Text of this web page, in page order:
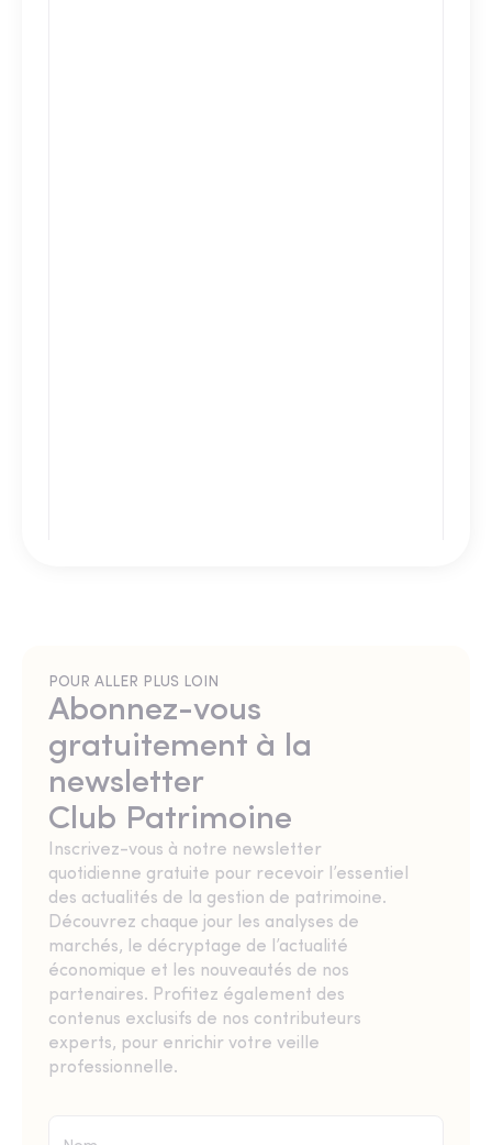
POUR ALLER PLUS LOIN
Abonnez-vous
gratuitement à la
newsletter
Club Patrimoine
Inscrivez-vous à notre newsletter
quotidienne gratuite pour recevoir l’essentiel
des actualités de la gestion de patrimoine.
Découvrez chaque jour les analyses de
marchés, le décryptage de l’actualité
économique et les nouveautés de nos
partenaires. Profitez également des
contenus exclusifs de nos contributeurs
experts, pour enrichir votre veille
professionnelle.